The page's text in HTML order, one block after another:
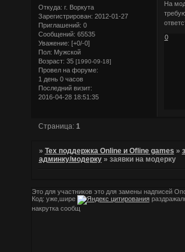
Откуда: г. Воркута
Зарегистрирован: 2012-01-27
Приглашений: 0
Сообщений: 65535
Уважение: [+0/-0]
Пол: Мужской
Возраст: 35 [1990-09-18]
Провел на форуме:
1 день 0 часов
Последний визит:
2016-04-28 18:51:35
На
0
Страница: 1
» Тех поддержка Online и Ofline games »
админку/модерку » заявки на модерку
Это для участников это для замены надписей
Код: уже,шире
накрутка сообщ